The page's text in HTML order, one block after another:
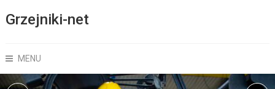
Grzejniki-net
MENU